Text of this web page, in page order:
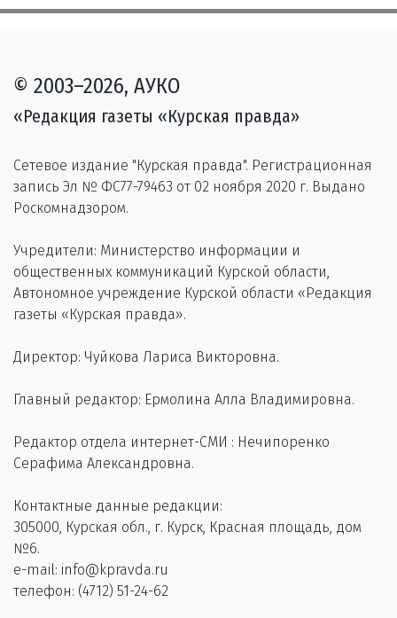
© 2003–2026, АУКО
«Редакция газеты «Курская правда»
Сетевое издание "Курская правда". Регистрационная
запись Эл № ФС77-79463 от 02 ноября 2020 г. Выдано
Роскомнадзором.
Учредители: Министерство информации и
общественных коммуникаций Курской области,
Автономное учреждение Курской области «Редакция
газеты «Курская правда».
Директор: Чуйкова Лариса Викторовна.
Главный редактор: Ермолина Алла Владимировна.
Редактор отдела интернет-СМИ : Нечипоренко
Серафима Александровна.
Контактные данные редакции:
305000, Курская обл., г. Курск, Красная площадь, дом
№6.
e-mail: info@kpravda.ru
телефон: (4712) 51-24-62